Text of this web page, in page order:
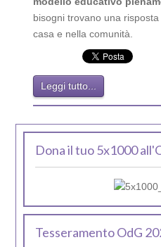
bisogni trovano una
casa e nella comunità.
Leggi tutto...
Dona il tuo 5x1000
Tesseramento OdG